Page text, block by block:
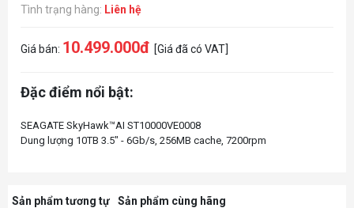
Tình trạng hàng: Liên hệ
Giá bán: 10.499.000đ [Giá đã có VAT]
Đặc điểm nổi bật:
SEAGATE SkyHawk™AI ST10000VE0008
Sản phẩm tương tự Sản phẩm cùng hãng